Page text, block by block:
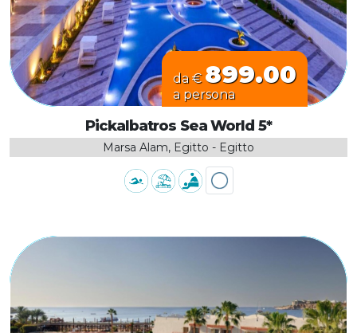
da € 899.00
a persona
Pickalbatros Sea World 5*
Marsa Alam, Egitto - Egitto